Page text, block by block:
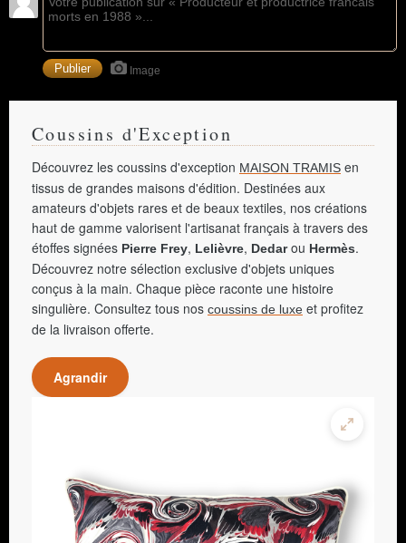
Image
Coussins d'Exception
Découvrez les coussins d'exception MAISON TRAMIS en
tissus de grandes maisons d'édition. Destinées aux
amateurs d'objets rares et de beaux textiles, nos créations
haut de gamme valorisent l'artisanat français à travers des
étoffes signées Pierre Frey, Lelièvre, Dedarou Hermès.
Découvrez notre sélection exclusive d'objets uniques
conçus à la main. Chaque pièce raconte une histoire
singulière. Consultez tous nos coussins de luxe et profitez
de la livraison offerte.
Agrandir